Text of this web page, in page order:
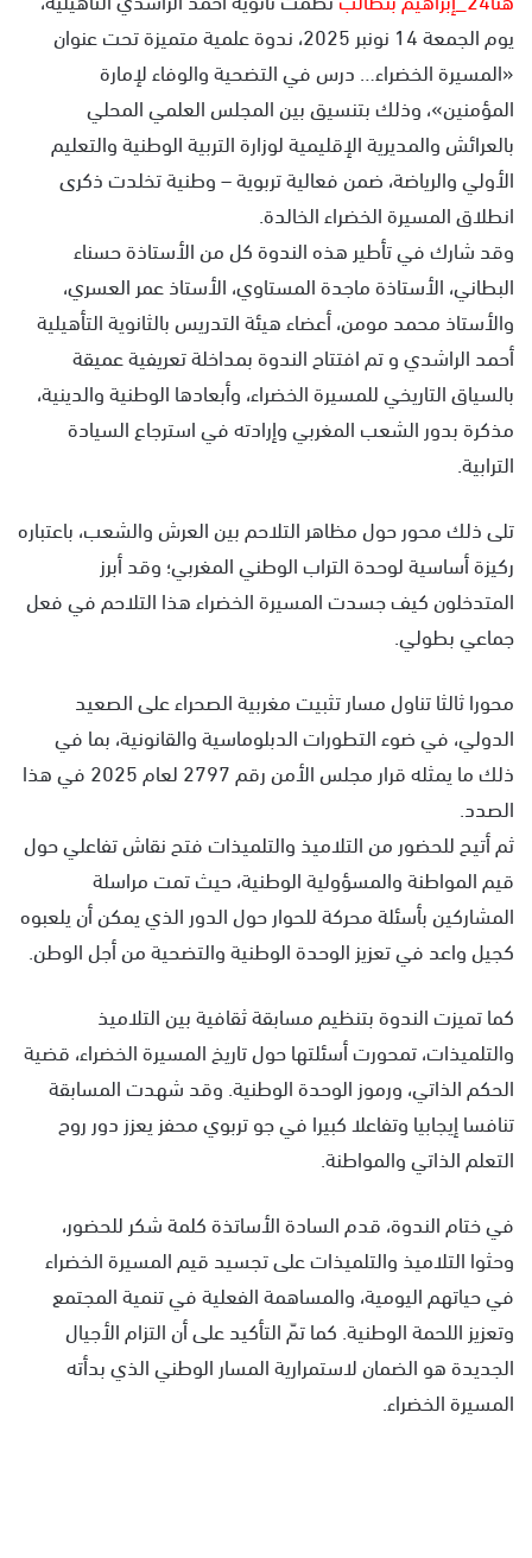
يوم الجمعة 14 نونبر 2025، ندوة علمية متميزة تحت عنوان
«المسيرة الخضراء… درس في التضحية والوفاء لإمارة
المؤمنين»، وذلك بتنسيق بين المجلس العلمي المحلي
بالعرائش والمديرية الإقليمية لوزارة التربية الوطنية والتعليم
الأولي والرياضة، ضمن فعالية تربوية – وطنية تخلدت ذكرى
انطلاق المسيرة الخضراء الخالدة.
وقد شارك في تأطير هذه الندوة كل من الأستاذة حسناء
البطاني، الأستاذة ماجدة المستاوي، الأستاذ عمر العسري،
والأستاذ محمد مومن، أعضاء هيئة التدريس بالثانوية التأهيلية
أحمد الراشدي و تم افتتاح الندوة بمداخلة تعريفية عميقة
بالسياق التاريخي للمسيرة الخضراء، وأبعادها الوطنية والدينية،
مذكرة بدور الشعب المغربي وإرادته في استرجاع السيادة
الترابية.
تلى ذلك محور حول مظاهر التلاحم بين العرش والشعب، باعتباره
ركيزة أساسية لوحدة التراب الوطني المغربي؛ وقد أبرز
المتدخلون كيف جسدت المسيرة الخضراء هذا التلاحم في فعل
جماعي بطولي.
محورا ثالثا تناول مسار تثبيت مغربية الصحراء على الصعيد
الدولي، في ضوء التطورات الدبلوماسية والقانونية، بما في
ذلك ما يمثله قرار مجلس الأمن رقم 2797 لعام 2025 في هذا
الصدد.
ثم أتيح للحضور من التلاميذ والتلميذات فتح نقاش تفاعلي حول
قيم المواطنة والمسؤولية الوطنية، حيث تمت مراسلة
المشاركين بأسئلة محركة للحوار حول الدور الذي يمكن أن يلعبوه
كجيل واعد في تعزيز الوحدة الوطنية والتضحية من أجل الوطن.
كما تميزت الندوة بتنظيم مسابقة ثقافية بين التلاميذ
والتلميذات، تمحورت أسئلتها حول تاريخ المسيرة الخضراء، قضية
الحكم الذاتي، ورموز الوحدة الوطنية. وقد شهدت المسابقة
تنافسا إيجابيا وتفاعلا كبيرا في جو تربوي محفز يعزز دور روح
التعلم الذاتي والمواطنة.
في ختام الندوة، قدم السادة الأساتذة كلمة شكر للحضور،
وحثوا التلاميذ والتلميذات على تجسيد قيم المسيرة الخضراء
في حياتهم اليومية، والمساهمة الفعلية في تنمية المجتمع
وتعزيز اللحمة الوطنية. كما تمّ التأكيد على أن التزام الأجيال
الجديدة هو الضمان لاستمرارية المسار الوطني الذي بدأته
المسيرة الخضراء.